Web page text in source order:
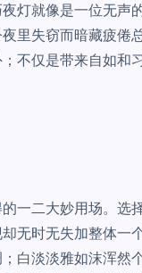
灯就像是一位无声
里失窃而暗藏疲倦
不仅是带来自如和
一二大妙用场。选
无时无失加整体一
白淡淡雅如沫浑然